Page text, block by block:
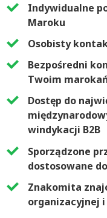
Indywidualne
Maroku
Osobisty
Bezpośredni
Twoim
Dostęp do
windykacji B2B
Sporządzone
dostosowane
Znakomita
organizacyjnej